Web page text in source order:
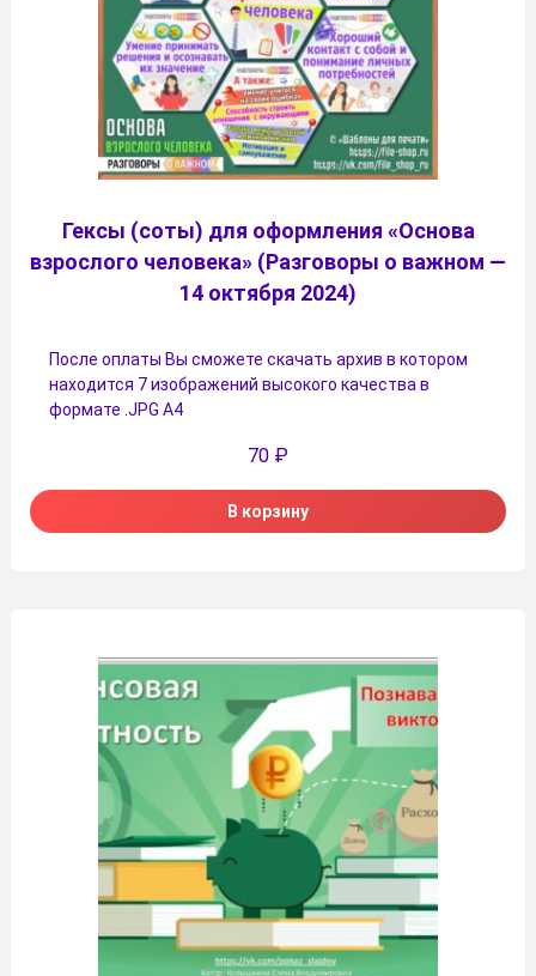
Гексы (соты) для оформления «Основа
взрослого человека» (Разговоры о важном —
14 октября 2024)
После оплаты Вы сможете скачать архив в котором
находится 7 изображений высокого качества в
формате .JPG А4
70 ₽
В корзину